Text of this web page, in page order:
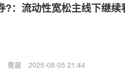
?：流动性宽松主线下继
曹晨 2025-08-05 21:44